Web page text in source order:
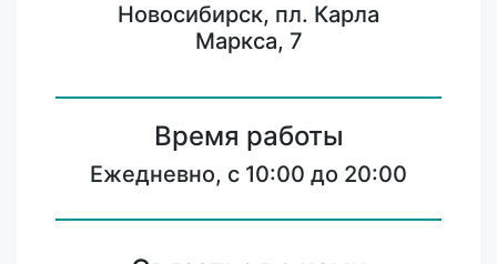
Новосибирск, пл. Карла
Маркса, 7
Время работы
Ежедневно, с 10:00 до 20:00